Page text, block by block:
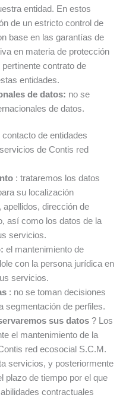
entidad. En estos
de un estricto control de
base en las garantías de
en materia de protección
contrato de
entidades.
de datos: no se
de datos.
de entidades
de Contis red
: trataremos los datos
su localización
dirección de
así como los datos de la
servicios.
el mantenimiento de
con la persona jurídica en
servicios.
: no se toman decisiones
segmentación de perfiles.
sus datos? Los
el mantenimiento de la
red ecosocial S.C.M.
servicios, y posteriormente
plazo de tiempo por el que
contractuales